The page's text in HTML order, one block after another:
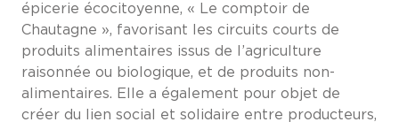
épicerie écocitoyenne, « Le comptoir de
Chautagne », favorisant les circuits courts de
produits alimentaires issus de l’agriculture
raisonnée ou biologique, et de produits non-
alimentaires. Elle a également pour objet de
créer du lien social et solidaire entre producteurs,